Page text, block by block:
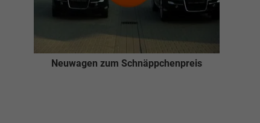
Neuwagen zum Schnäppchenpreis